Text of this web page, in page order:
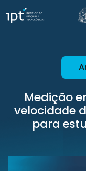
Medição
velocidade
para